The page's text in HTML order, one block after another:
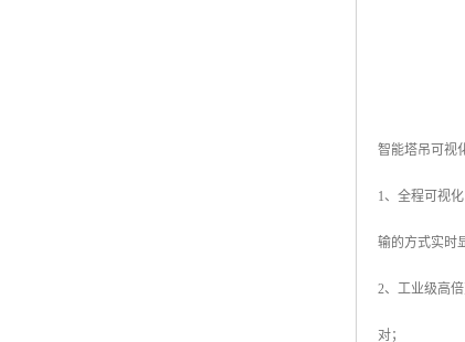
智能塔吊可视
1、全程可视
输的方式实时
2、工业级高
对；